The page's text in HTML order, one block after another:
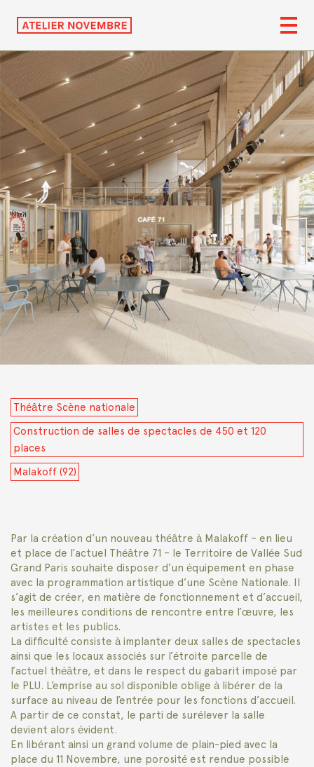
Théâtre Scène nationale
Construction de salles de spectacles de 450 et 120
places
Malakoff (92)
Par la création d’un nouveau théâtre à Malakoff – en lieu
et place de l’actuel Théâtre 71 – le Territoire de Vallée Sud
Grand Paris souhaite disposer d’un équipement en phase
avec la programmation artistique d’une Scène Nationale. Il
s’agit de créer, en matière de fonctionnement et d’accueil,
les meilleures conditions de rencontre entre l’œuvre, les
artistes et les publics.
La difficulté consiste à implanter deux salles de spectacles
ainsi que les locaux associés sur l’étroite parcelle de
l’actuel théâtre, et dans le respect du gabarit imposé par
le PLU. L’emprise au sol disponible oblige à libérer de la
surface au niveau de l’entrée pour les fonctions d’accueil.
A partir de ce constat, le parti de surélever la salle
devient alors évident.
En libérant ainsi un grand volume de plain-pied avec la
place du 11 Novembre, une porosité est rendue possible